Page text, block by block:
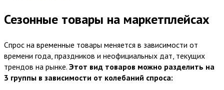
Сезонные товары на маркетплейсах
Спрос на временные товары меняется в зависимости от
времени года, праздников и неофициальных дат, текущих
трендов на рынке. Этот вид товаров можно разделить на
3 группы в зависимости от колебаний спроса: